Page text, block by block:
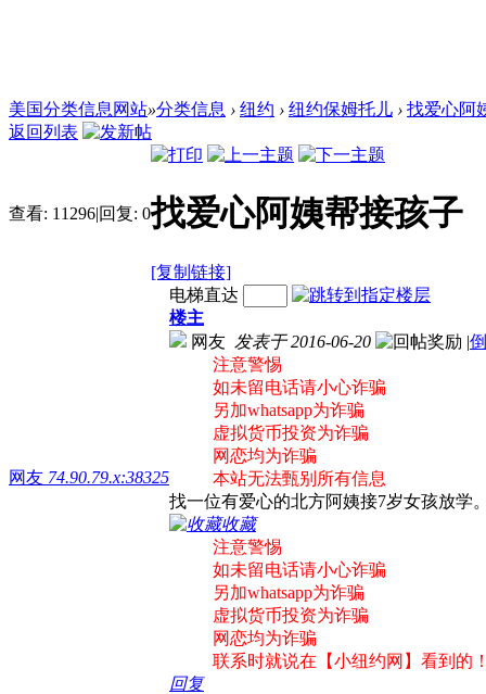
美国分类信息网站»分类信息 › 纽约 › 纽约保姆托儿 › 找爱心阿
返回列表
查看: 11296|回复: 0找爱心阿姨帮接孩子
[复制链接]
网友 74.90.79.x:38325
电梯直达
楼主
网友 发表于 2016-06-20 |
注意警惕
如未留电话请小心诈骗
另加whatsapp为诈骗
虚拟货币投资为诈骗
网恋均为诈骗
本站无法甄别所有信息
找一位有爱心的北方阿姨接7岁女孩放学
收藏
注意警惕
如未留电话请小心诈骗
另加whatsapp为诈骗
虚拟货币投资为诈骗
网恋均为诈骗
联系时就说在【小纽约网】看到的
回复